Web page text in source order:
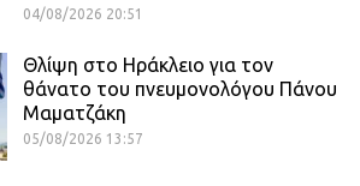
04/08/2026 20:51
Θλίψη στο Ηράκλειο για τον
θάνατο του πνευμονολόγου Πάνου
Μαματζάκη
05/08/2026 13:57